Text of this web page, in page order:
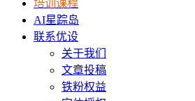
培训课程
AI星踪岛
联系优设
关于我们
文章投稿
铁粉权益